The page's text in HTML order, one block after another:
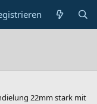
22mm stark mit